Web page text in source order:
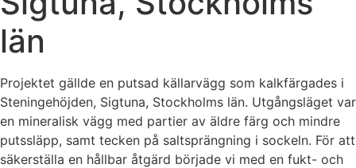
län
Projektet gällde en putsad källarvägg som kalkfärgades i
Steningehöjden, Sigtuna, Stockholms län. Utgångsläget var
en mineralisk vägg med partier av äldre färg och mindre
puts­släpp, samt tecken på saltsprängning i sockeln. För att
säkerställa en hållbar åtgärd började vi med en fukt- och